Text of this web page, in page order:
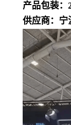
产品包装：
供应商：宁